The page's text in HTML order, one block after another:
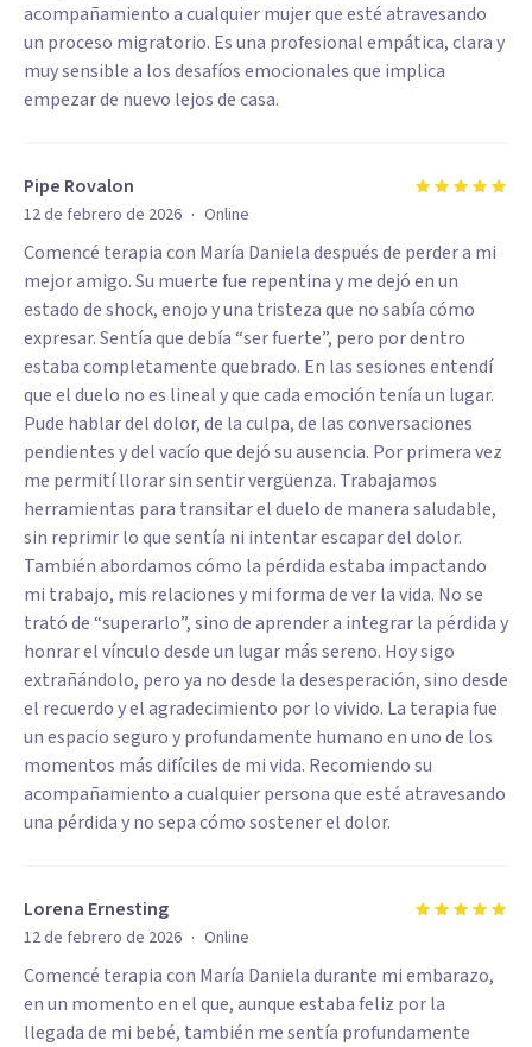
acompañamiento a cualquier mujer que esté atravesando
un proceso migratorio. Es una profesional empática, clara y
muy sensible a los desafíos emocionales que implica
empezar de nuevo lejos de casa.
Pipe Rovalon
12 de febrero de 2026 · Online
Comencé terapia con María Daniela después de perder a mi
mejor amigo. Su muerte fue repentina y me dejó en un
estado de shock, enojo y una tristeza que no sabía cómo
expresar. Sentía que debía “ser fuerte”, pero por dentro
estaba completamente quebrado. En las sesiones entendí
que el duelo no es lineal y que cada emoción tenía un lugar.
Pude hablar del dolor, de la culpa, de las conversaciones
pendientes y del vacío que dejó su ausencia. Por primera vez
me permití llorar sin sentir vergüenza. Trabajamos
herramientas para transitar el duelo de manera saludable,
sin reprimir lo que sentía ni intentar escapar del dolor.
También abordamos cómo la pérdida estaba impactando
mi trabajo, mis relaciones y mi forma de ver la vida. No se
trató de “superarlo”, sino de aprender a integrar la pérdida y
honrar el vínculo desde un lugar más sereno. Hoy sigo
extrañándolo, pero ya no desde la desesperación, sino desde
el recuerdo y el agradecimiento por lo vivido. La terapia fue
un espacio seguro y profundamente humano en uno de los
momentos más difíciles de mi vida. Recomiendo su
acompañamiento a cualquier persona que esté atravesando
una pérdida y no sepa cómo sostener el dolor.
Lorena Ernesting
12 de febrero de 2026 · Online
Comencé terapia con María Daniela durante mi embarazo,
en un momento en el que, aunque estaba feliz por la
llegada de mi bebé, también me sentía profundamente